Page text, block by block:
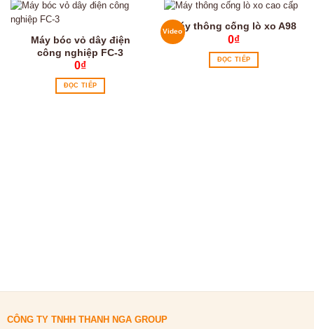
Máy bóc vỏ dây điện
công nghiệp FC-3
0₫
ĐỌC TIẾP
VideoMáy thông cống lò xo A98
0₫
ĐỌC TIẾP
CÔNG TY TNHH THANH NGA GROUP